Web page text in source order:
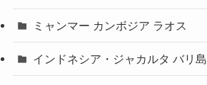
ミャンマー カンボジア ラオス
インドネシア・ジャカルタ バリ島